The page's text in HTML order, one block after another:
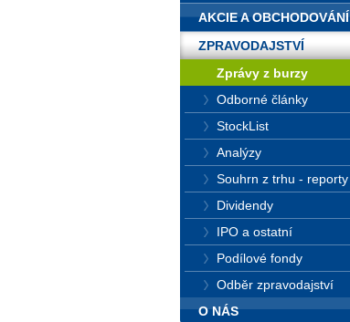
AKCIE A OBCHODOVÁNÍ
ZPRAVODAJSTVÍ
Zprávy z burzy
Odborné články
StockList
Analýzy
Souhrn z trhu - reporty
Dividendy
IPO a ostatní
Podílové fondy
Odběr zpravodajství
O NÁS